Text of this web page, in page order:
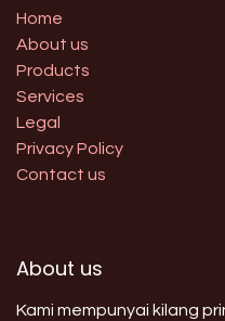
Home
About us
Products
Services
Legal
Privacy Policy
Contact us
About us
Kami mempunyai kilang